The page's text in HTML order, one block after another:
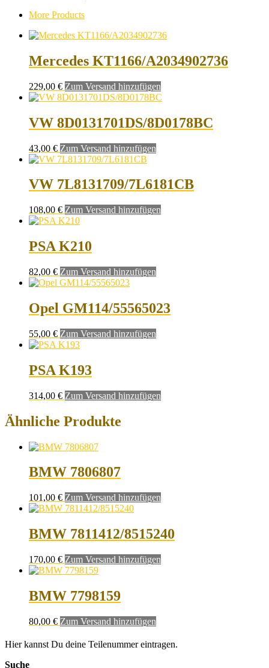
More Products
Mercedes KT1166/A2034902736
229,00 € Zum Versand hinzufügen
VW 8D0131701DS/8D0178BC
43,00 € Zum Versand hinzufügen
VW 7L8131709/7L6181CB
108,00 € Zum Versand hinzufügen
PSA K210
82,00 € Zum Versand hinzufügen
Opel GM114/55565023
55,00 € Zum Versand hinzufügen
PSA K193
314,00 € Zum Versand hinzufügen
Ähnliche Produkte
BMW 7806807
101,00 € Zum Versand hinzufügen
BMW 7811412/8515240
170,00 € Zum Versand hinzufügen
BMW 7798159
80,00 € Zum Versand hinzufügen
Hier kannst Du deine Teilenummer eintragen.
Suche